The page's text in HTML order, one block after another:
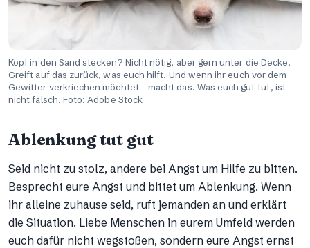
Kopf in den Sand stecken? Nicht nötig, aber gern unter die Decke.
Greift auf das zurück, was euch hilft. Und wenn ihr euch vor dem
Gewitter verkriechen möchtet – macht das. Was euch gut tut, ist
nicht falsch. Foto: Adobe Stock
Ablenkung tut gut
Seid nicht zu stolz, andere bei Angst um Hilfe zu bitten.
Besprecht eure Angst und bittet um Ablenkung. Wenn
ihr alleine zuhause seid, ruft jemanden an und erklärt
die Situation. Liebe Menschen in eurem Umfeld werden
euch dafür nicht wegstoßen, sondern eure Angst ernst